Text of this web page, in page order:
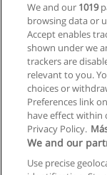
Kurs Bilder
Universität für
We and our 1019
browsing data or
Accept enables
shown under we
trackers are
relevant to you.
choices or
Preferences link
have effect within
Privacy Policy.
We and our
Use precise